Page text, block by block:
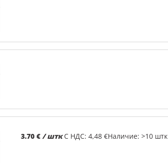
3.70 € / штк С НДС: 4,48 €Наличие: >10 штк